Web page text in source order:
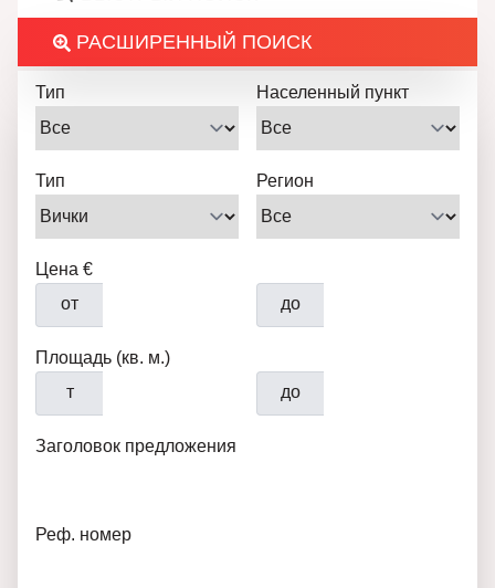
РАСШИРЕННЫЙ ПОИСК
Тип Населенный пункт
Тип Регион
Цена €
от
до
Площадь (кв. м.)
т
до
Заголовок предложения
Реф. номер